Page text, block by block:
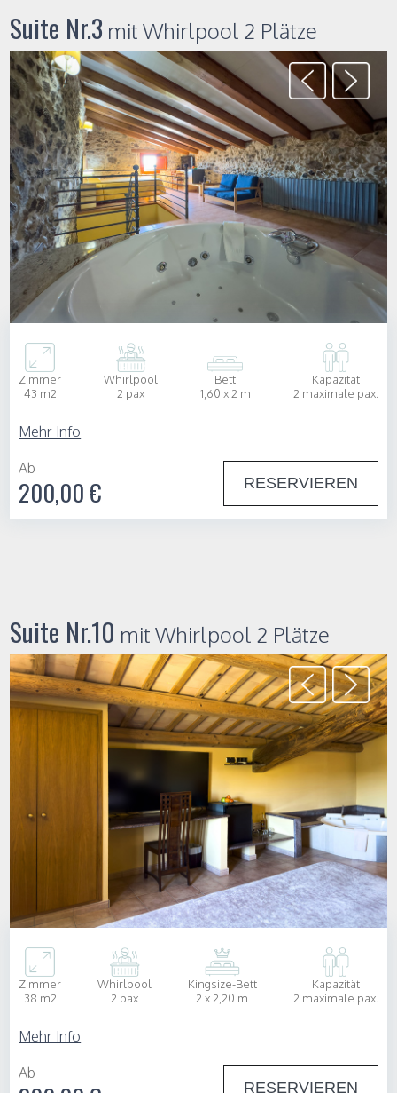
Suite Nr.3 mit Whirlpool 2 Plätze
Zimmer
43 m2
Whirlpool
2 pax
Bett
1,60 x 2 m
Kapazität
2 maximale pax.
Mehr Info
Ab
200,00 € RESERVIEREN
Suite Nr.10 mit Whirlpool 2 Plätze
Zimmer
38 m2
Whirlpool
2 pax
Kingsize-Bett
2 x 2,20 m
Kapazität
2 maximale pax.
Mehr Info
Ab
RESERVIEREN